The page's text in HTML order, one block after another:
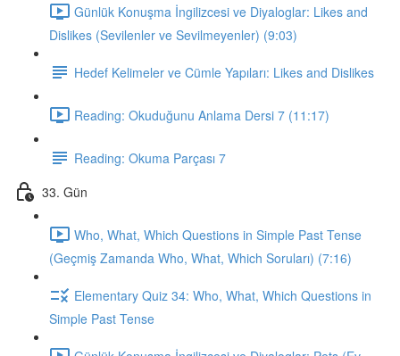
Günlük Konuşma İngilizcesi ve Diyaloglar: Likes and
Dislikes (Sevilenler ve Sevilmeyenler) (9:03)
Hedef Kelimeler ve Cümle Yapıları: Likes and Dislikes
Reading: Okuduğunu Anlama Dersi 7 (11:17)
Reading: Okuma Parçası 7
33. Gün
Who, What, Which Questions in Simple Past Tense
(Geçmiş Zamanda Who, What, Which Soruları) (7:16)
Elementary Quiz 34: Who, What, Which Questions in
Simple Past Tense